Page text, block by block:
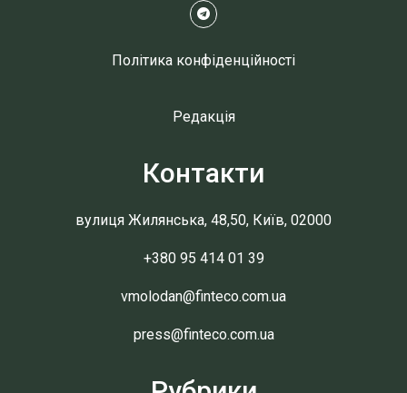
Політика конфіденційності
Редакція
Контакти
вулиця Жилянська, 48,50, Київ, 02000
+380 95 414 01 39
vmolodan@finteco.com.ua
press@finteco.com.ua